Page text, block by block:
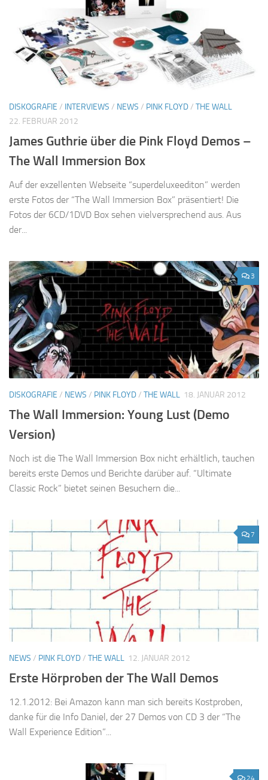
DISKOGRAFIE / INTERVIEWS / NEWS / PINK FLOYD/ THE WALL
22. FEBRUAR 2012
James Guthrie über die Pink Floyd Demos –
The Wall Immersion Box
Auf der exzellenten Webseite “superdeluxeediton” werden
erste Fotos der “The Wall Immersion Box” präsentiert! Die
Fotos der 6CD/1DVD Box sehen vielversprechend aus. Aus
der...
3
DISKOGRAFIE / NEWS / PINK FLOYD/ THE WALL 18. JANUAR 2012
The Wall Immersion: Young Lust (Demo
Version)
Noch ist die The Wall Immersion Box nicht erhältlich, tauchen
bereits erste Demos und Berichte darüber auf. “Ultimate
Classic Rock” bietet seinen Besuchern die...
7
NEWS / PINK FLOYD/ THE WALL 12. JANUAR 2012
Erste Hörproben der The Wall Demos
12.1.2012: Bei Amazon kann man sich bereits Kostproben,
danke für die Info Daniel, der 27 Demos von CD 3 der “The
Wall Experience Edition”...
24